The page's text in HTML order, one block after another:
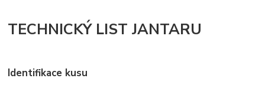
TECHNICKÝ LIST JANTARU
Identifikace kusu